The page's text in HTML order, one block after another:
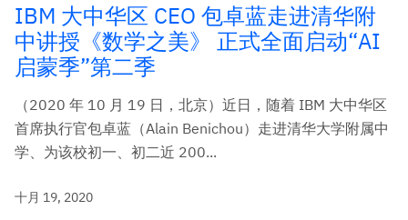
IBM 大中华区 CEO 包卓蓝走进清华附
中讲授《数学之美》 正式全面启动“AI
启蒙季”第二季
（2020 年 10 月 19 日，北京）近日，随着 IBM 大中华区
首席执行官包卓蓝（Alain Benichou）走进清华大学附属中
学、为该校初一、初二近 200...
十月 19, 2020